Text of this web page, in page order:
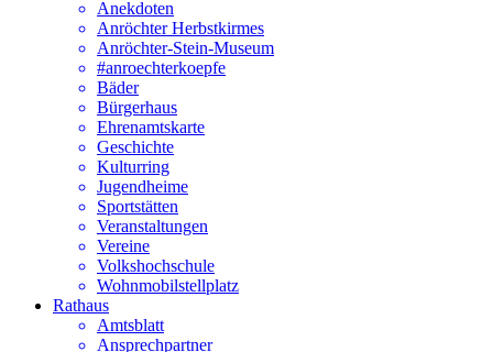
Anekdoten
Anröchter Herbstkirmes
Anröchter-Stein-Museum
#anroechterkoepfe
Bäder
Bürgerhaus
Ehrenamtskarte
Geschichte
Kulturring
Jugendheime
Sportstätten
Veranstaltungen
Vereine
Volkshochschule
Wohnmobilstellplatz
Rathaus
Amtsblatt
Ansprechpartner